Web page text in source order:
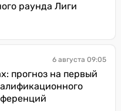
раунда Лиги
6 августа 09:05
прогноз на первый